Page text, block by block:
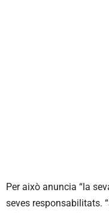
Per això anuncia “la
seves responsabilitats.